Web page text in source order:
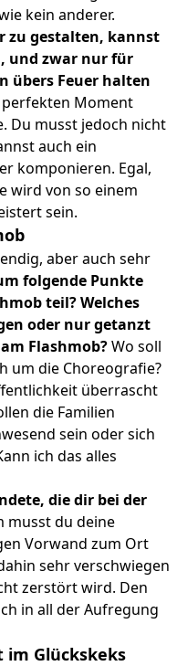
kein anderer.
zu gestalten, kannst
und zwar nur für
übers Feuer halten
Moment
Du musst jedoch nicht
auch ein
komponieren. Egal,
wird von so einem
sein.
aber auch sehr
folgende Punkte
teil? Welches
oder nur getanzt
Flashmob?Wo soll
um die Choreografie?
überrascht
die Familien
sein oder sich
ich das alles
die dir bei der
musst du deine
Vorwand zum Ort
sehr verschwiegen
zerstört wird. Den
in all der Aufregung
im Glückskeks